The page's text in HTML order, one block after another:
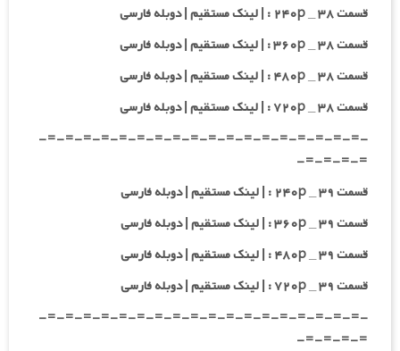
قسمت ۳۸ _ ۲۴۰p : | لینک مستقیم | دوبله فارسی
قسمت ۳۸ _ ۳۶۰p : | لینک مستقیم | دوبله فارسی
قسمت ۳۸ _ ۴۸۰p : | لینک مستقیم | دوبله فارسی
قسمت ۳۸ _ ۷۲۰p : | لینک مستقیم | دوبله فارسی
-=-=-=-=-=-=-=-=-=-=-=-=-=-=-=-=-=-=-
=-=-=-=-
قسمت ۳۹ _ ۲۴۰p : | لینک مستقیم | دوبله فارسی
قسمت ۳۹ _ ۳۶۰p : | لینک مستقیم | دوبله فارسی
قسمت ۳۹ _ ۴۸۰p : | لینک مستقیم | دوبله فارسی
قسمت ۳۹ _ ۷۲۰p : | لینک مستقیم | دوبله فارسی
-=-=-=-=-=-=-=-=-=-=-=-=-=-=-=-=-=-=-
=-=-=-=-